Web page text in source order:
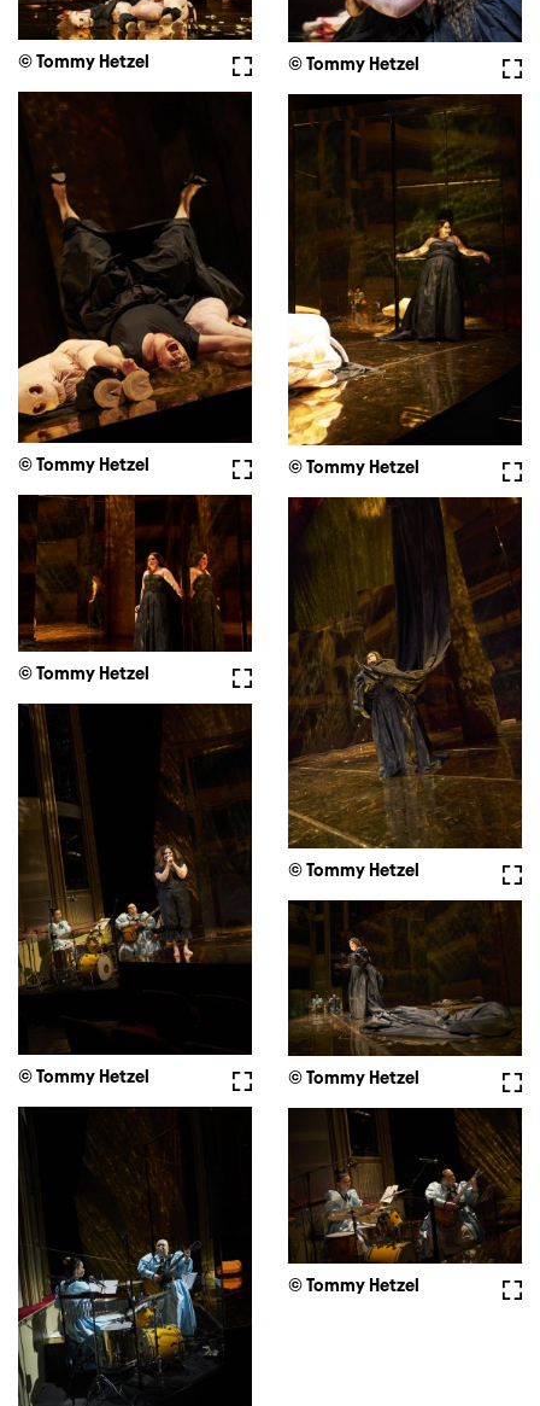
Vollbild
© Tommy Hetzel © Tommy Hetzel
Vollbild
© Tommy Hetzel © Tommy Hetzel
Vollbild
© Tommy Hetzel
© Tommy Hetzel
Vollbild
© Tommy Hetzel © Tommy Hetzel
© Tommy Hetzel